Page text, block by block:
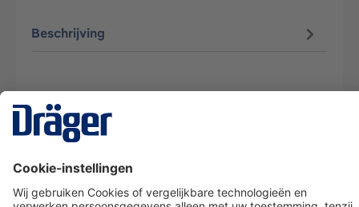
Beschrijving